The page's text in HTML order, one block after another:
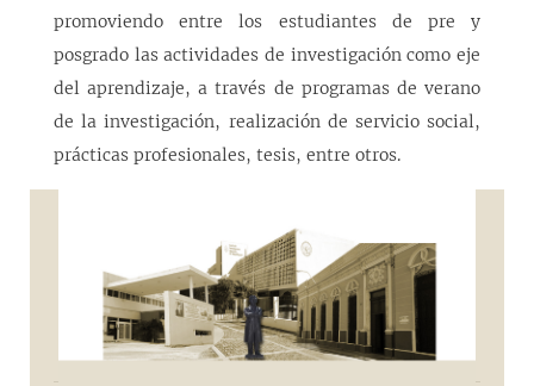
promoviendo entre los estudiantes de pre y
posgrado las actividades de investigación como eje
del aprendizaje, a través de programas de verano
de la investigación, realización de servicio social,
prácticas profesionales, tesis, entre otros.